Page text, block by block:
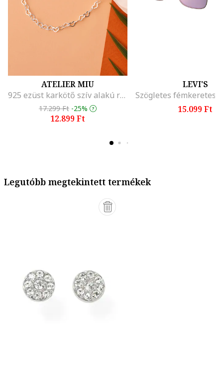
ATELIER MIU
925 ezüst karkötő szív alakú részletekkel, Ezüstszín
17.299 Ft -25%
12.899 Ft
LEVI'S
15.099 Ft
Legutóbb megtekintett termékek